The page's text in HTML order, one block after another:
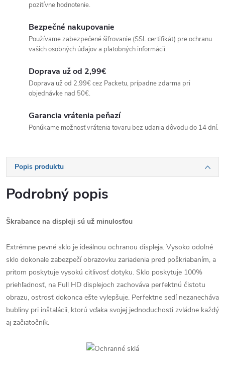
pozitívne hodnotenie.
Bezpečné nakupovanie
Používame zabezpečené šifrovanie (SSL certifikát) pre ochranu
vašich osobných údajov a platobných informácií.
Doprava už od 2,99€
Doprava už od 2,99€ cez Packetu, prípadne zdarma pri
objednávke nad 50€.
Garancia vrátenia peňazí
Ponúkame možnosť vrátenia tovaru bez udania dôvodu do 14 dní.
Popis produktu
Podrobný popis
Škrabance na displeji sú už minulosťou
Extrémne pevné sklo je ideálnou ochranou displeja. Vysoko odolné
sklo dokonale zabezpečí obrazovku zariadenia pred poškriabaním, a
pritom poskytuje vysokú citlivosť dotyku. Sklo poskytuje 100%
priehľadnosť, na Full HD displejoch zachováva perfektnú čistotu
obrazu, ostrosť dokonca ešte vylepšuje. Perfektne sedí nezanecháva
bubliny pri inštalácii, ktorú vďaka svojej jednoduchosti zvládne každý
aj začiatočník.